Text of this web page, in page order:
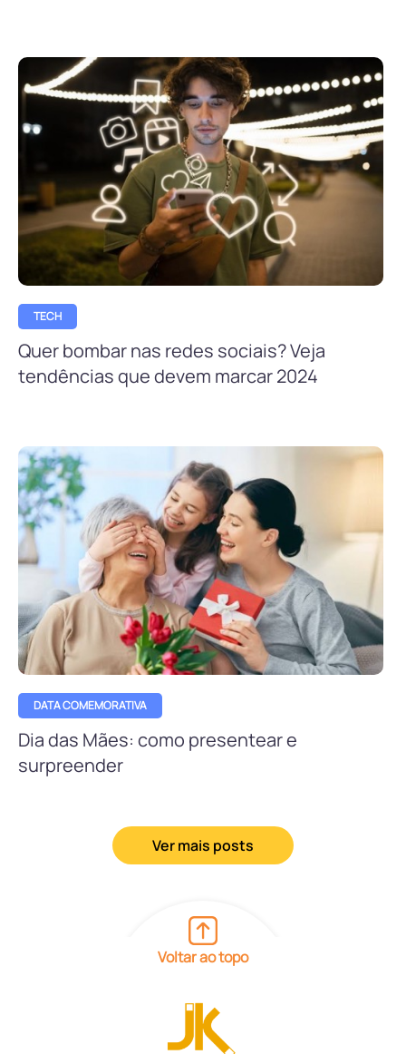
TECH
Quer bombar nas redes sociais? Veja
tendências que devem marcar 2024
DATA COMEMORATIVA
Dia das Mães: como presentear e
surpreender
Ver mais posts
Voltar ao topo